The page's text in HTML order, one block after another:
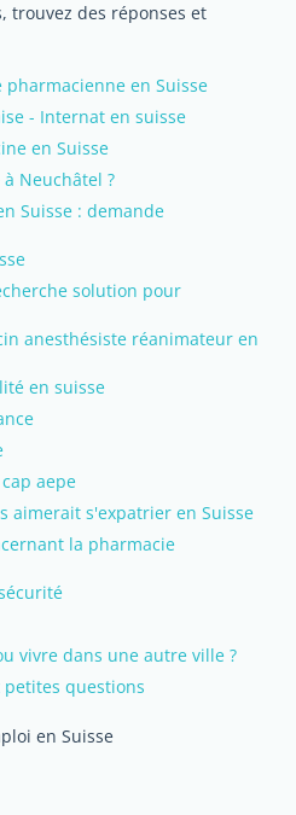
trouvez des réponses et
en Suisse
- Internat en suisse
en Suisse
Neuchâtel ?
Suisse : demande
solution pour
anesthésiste réanimateur en
en suisse
aepe
aimerait s'expatrier en Suisse
la pharmacie
vivre dans une autre ville ?
questions
en Suisse